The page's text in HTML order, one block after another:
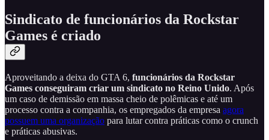
Sindicato de funcionários da Rockstar
Games é criado
Aproveitando a deixa do GTA 6, funcionários da Rockstar
Games conseguiram criar um sindicato no Reino Unido. Após
um caso de demissão em massa cheio de polêmicas e até um
processo contra a companhia, os empregados da empresa agora
possuem uma organização para lutar contra práticas como o crunch
e práticas abusivas.